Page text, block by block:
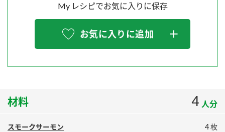
スペシャルサイト
お酢を知ろう！
すしラボ
納豆の豆知識
MIM（ミツカンミュージアム）
販売終了製品のご案内
よくあるご質問
ミツカン公式通販
My レシピでお気に入りに保存
お気に入りに追加
材料 4 人分
スモークサーモン ４枚